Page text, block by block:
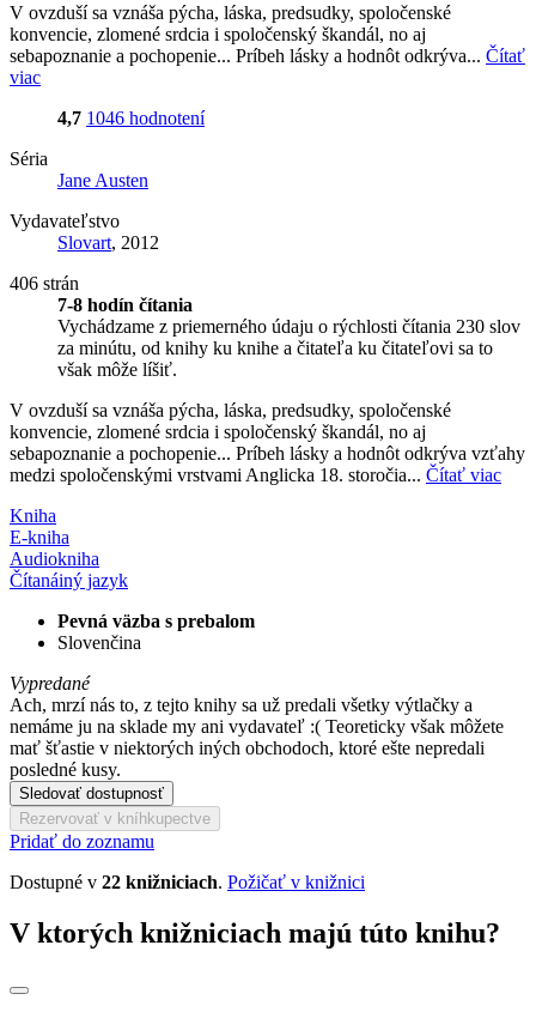
V ovzduší sa vznáša pýcha, láska, predsudky, spoločenské
konvencie, zlomené srdcia i spoločenský škandál, no aj
sebapoznanie a pochopenie... Príbeh lásky a hodnôt odkrýva... Čítať
viac
4,7 1046 hodnotení
Séria
Jane Austen
Vydavateľstvo
Slovart, 2012
406 strán
7-8 hodín čítania
Vychádzame z priemerného údaju o rýchlosti čítania 230 slov
za minútu, od knihy ku knihe a čitateľa ku čitateľovi sa to
však môže líšiť.
V ovzduší sa vznáša pýcha, láska, predsudky, spoločenské
konvencie, zlomené srdcia i spoločenský škandál, no aj
sebapoznanie a pochopenie... Príbeh lásky a hodnôt odkrýva vzťahy
medzi spoločenskými vrstvami Anglicka 18. storočia... Čítať viac
Kniha
E-kniha
Audiokniha
Čítanáiný jazyk
Pevná väzba s prebalom
Slovenčina
Vypredané
Ach, mrzí nás to, z tejto knihy sa už predali všetky výtlačky a
nemáme ju na sklade my ani vydavateľ :( Teoreticky však môžete
mať šťastie v niektorých iných obchodoch, ktoré ešte nepredali
posledné kusy.
Sledovať dostupnosť
Rezervovať v kníhkupectve
Pridať do zoznamu
Dostupné v 22 knižniciach. Požičať v knižnici
V ktorých knižniciach majú túto knihu?